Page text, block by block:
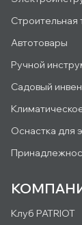
Строительная
Автотовары
Ручной
Садовый
Оснастка для
Клуб PATRIOT